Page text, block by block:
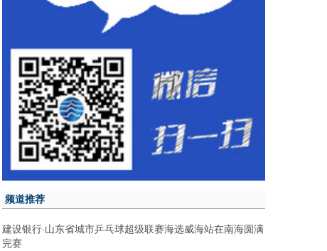
频道推荐
建设银行·山东省城市乒乓球超级联赛海选威海站在南海圆满
完赛